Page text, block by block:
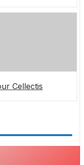
Cellectis